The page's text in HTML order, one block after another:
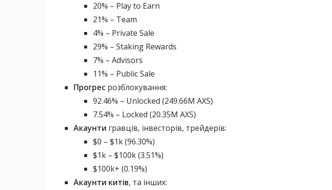
20% – Play to Earn
21% – Team
4% – Private Sale
29% – Staking Rewards
7% – Advisors
11% – Public Sale
Прогрес розблокування:
92.46% – Unlocked (249.66M AXS)
7.54% – Locked (20.35M AXS)
Акаунти гравців, інвесторів, трейдерів:
$0 – $1k (96.30%)
$1k – $100k (3.51%)
$100k+ (0.19%)
Акаунти китів, та інших: